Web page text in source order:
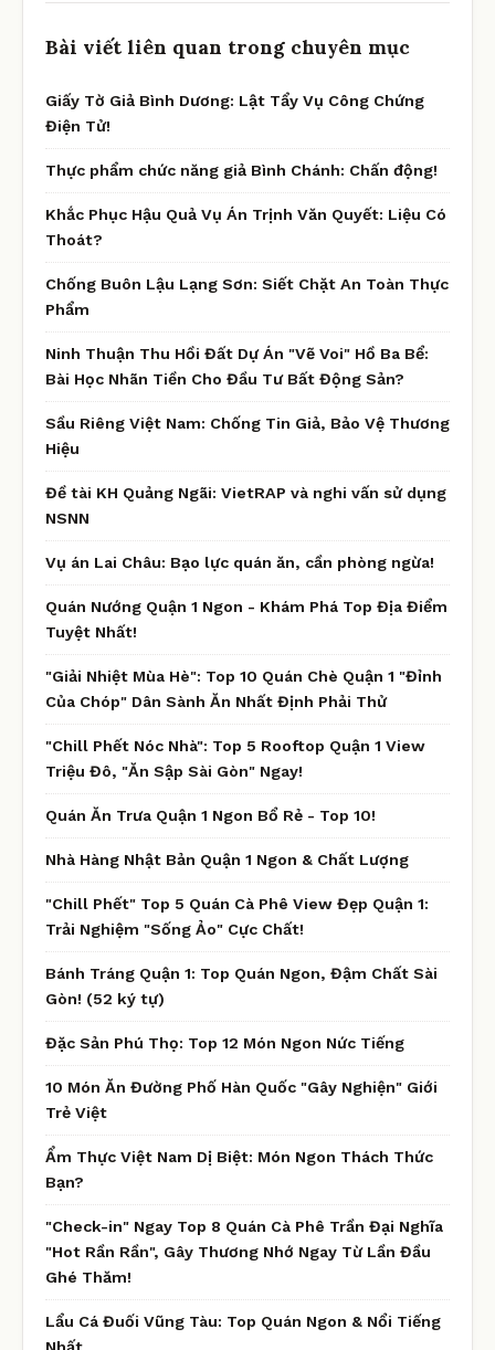
Bài viết liên quan trong chuyên mục
Giấy Tờ Giả Bình Dương: Lật Tẩy Vụ Công Chứng
Điện Tử!
Thực phẩm chức năng giả Bình Chánh: Chấn động!
Khắc Phục Hậu Quả Vụ Án Trịnh Văn Quyết: Liệu Có
Thoát?
Chống Buôn Lậu Lạng Sơn: Siết Chặt An Toàn Thực
Phẩm
Ninh Thuận Thu Hồi Đất Dự Án "Vẽ Voi" Hồ Ba Bể:
Bài Học Nhãn Tiền Cho Đầu Tư Bất Động Sản?
Sầu Riêng Việt Nam: Chống Tin Giả, Bảo Vệ Thương
Hiệu
Đề tài KH Quảng Ngãi: VietRAP và nghi vấn sử dụng
NSNN
Vụ án Lai Châu: Bạo lực quán ăn, cần phòng ngừa!
Quán Nướng Quận 1 Ngon - Khám Phá Top Địa Điểm
Tuyệt Nhất!
"Giải Nhiệt Mùa Hè": Top 10 Quán Chè Quận 1 "Đỉnh
Của Chóp" Dân Sành Ăn Nhất Định Phải Thử
"Chill Phết Nóc Nhà": Top 5 Rooftop Quận 1 View
Triệu Đô, "Ăn Sập Sài Gòn" Ngay!
Quán Ăn Trưa Quận 1 Ngon Bổ Rẻ - Top 10!
Nhà Hàng Nhật Bản Quận 1 Ngon & Chất Lượng
"Chill Phết" Top 5 Quán Cà Phê View Đẹp Quận 1:
Trải Nghiệm "Sống Ảo" Cực Chất!
Bánh Tráng Quận 1: Top Quán Ngon, Đậm Chất Sài
Gòn! (52 ký tự)
Đặc Sản Phú Thọ: Top 12 Món Ngon Nức Tiếng
10 Món Ăn Đường Phố Hàn Quốc "Gây Nghiện" Giới
Trẻ Việt
Ẩm Thực Việt Nam Dị Biệt: Món Ngon Thách Thức
Bạn?
"Check-in" Ngay Top 8 Quán Cà Phê Trần Đại Nghĩa
"Hot Rần Rần", Gây Thương Nhớ Ngay Từ Lần Đầu
Ghé Thăm!
Lẩu Cá Đuối Vũng Tàu: Top Quán Ngon & Nổi Tiếng
Nhất